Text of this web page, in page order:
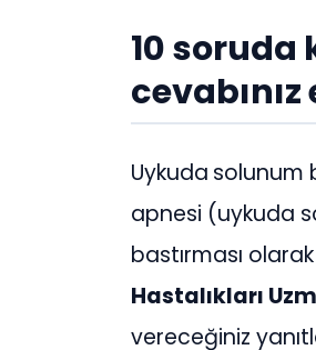
10 soruda
Uykuda solunum
apnesi (uykuda
bastırması
Hastalıkları
vereceğiniz